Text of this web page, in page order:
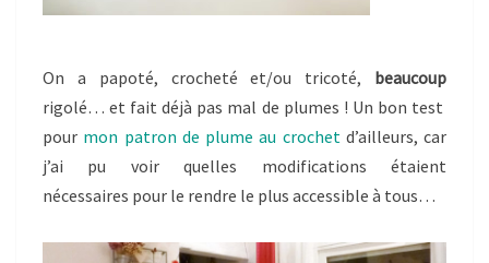
On a papoté, crocheté et/ou tricoté, beaucoup
rigolé… et fait déjà pas mal de plumes ! Un bon test
pour mon patron de plume au crochet d’ailleurs, car
j’ai pu voir quelles modifications étaient
nécessaires pour le rendre le plus accessible à tous…